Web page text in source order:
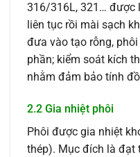
316/316L, 321… được
liên tục rồi mài sạch
đưa vào tạo rỗng,
phần; kiểm soát kích
nhằm đảm bảo tính
2.2 Gia nhiệt phôi
Phôi được gia nhiệt
thép). Mục đích là đạt